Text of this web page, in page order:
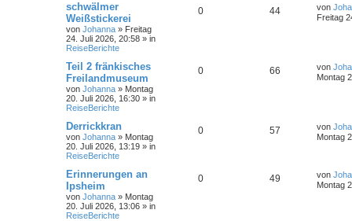
schwälmer
Weißstickerei
von Johanna » Freitag
24. Juli 2026, 20:58 » in
ReiseBerichte
0 44 von
Freitag
Teil 2 fränkisches
Freilandmuseum
von Johanna » Montag
20. Juli 2026, 16:30 » in
ReiseBerichte
0 66 von
Montag
Derrickkran
von Johanna » Montag
20. Juli 2026, 13:19 » in
ReiseBerichte
0 57 von
Montag
Erinnerungen an
Ipsheim
von Johanna » Montag
20. Juli 2026, 13:06 » in
ReiseBerichte
0 49 von
Montag